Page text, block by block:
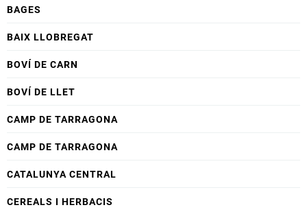
BAGES
BAIX LLOBREGAT
BOVÍ DE CARN
BOVÍ DE LLET
CAMP DE TARRAGONA
CAMP DE TARRAGONA
CATALUNYA CENTRAL
CEREALS I HERBACIS